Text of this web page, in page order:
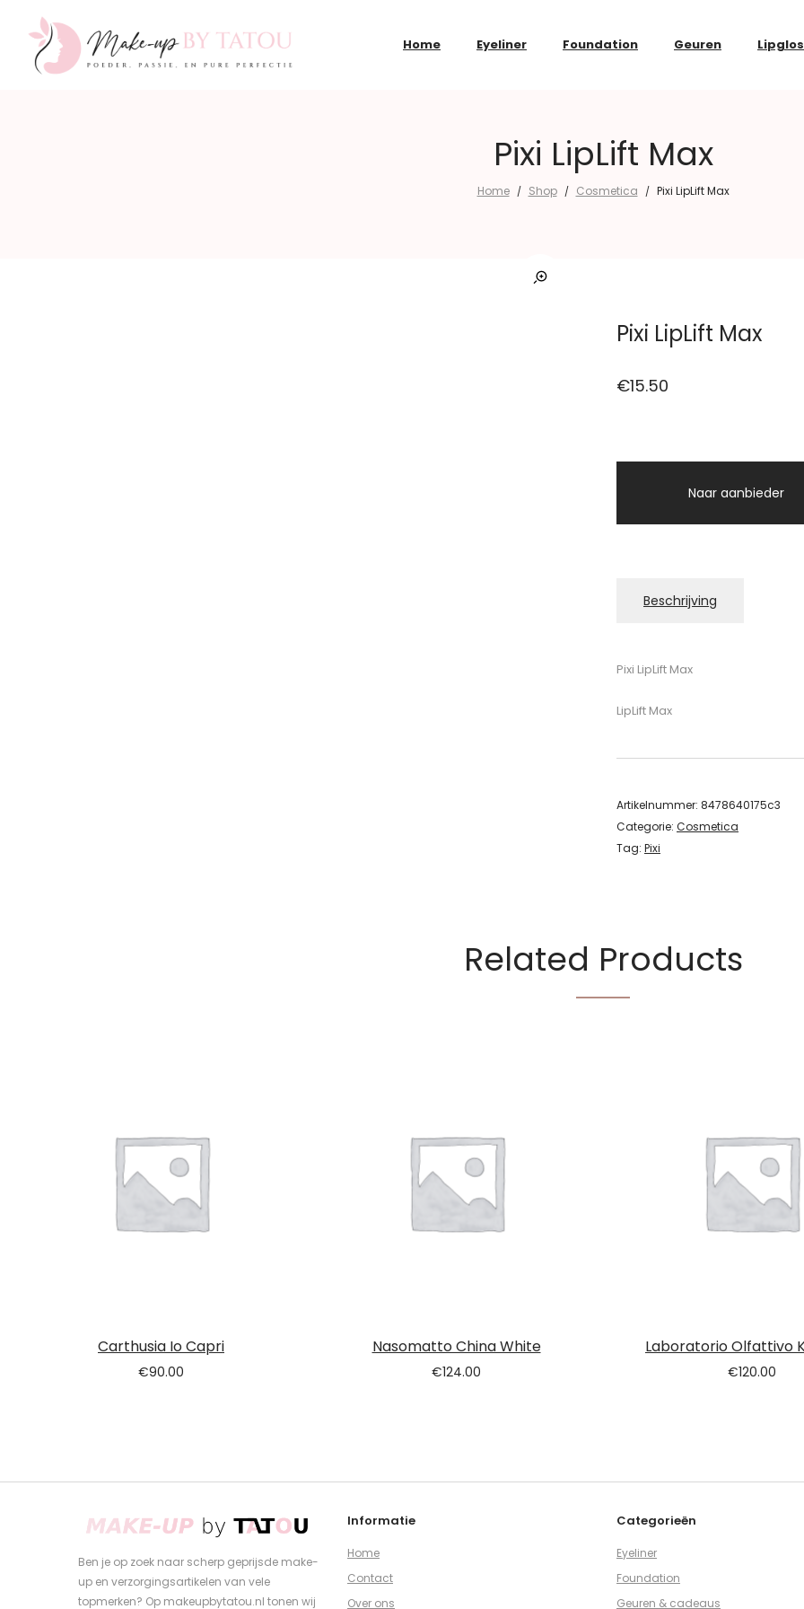
Home Eyeliner Foundation Geuren
Pixi LipLift Max
Home / Shop / Cosmetica / Pixi LipLift Max
Pixi LipLift Max
€15.50
Naar aanbieder
Beschrijving
Pixi LipLift Max
LipLift Max
Artikelnummer: 8478640175c3
Categorie: Cosmetica
Tag: Pixi
Related Products
Carthusia Io Capri
€90.00
Nasomatto China White
€124.00
Laboratorio Olfattivo
€120.00
Ben je op zoek naar scherp geprijsde make-
up en verzorgingsartikelen van vele
topmerken? Op makeupbytatou.nl tonen wij
Informatie
Home
Contact
Over ons
Categorieën
Eyeliner
Foundation
Geuren & cadeaus